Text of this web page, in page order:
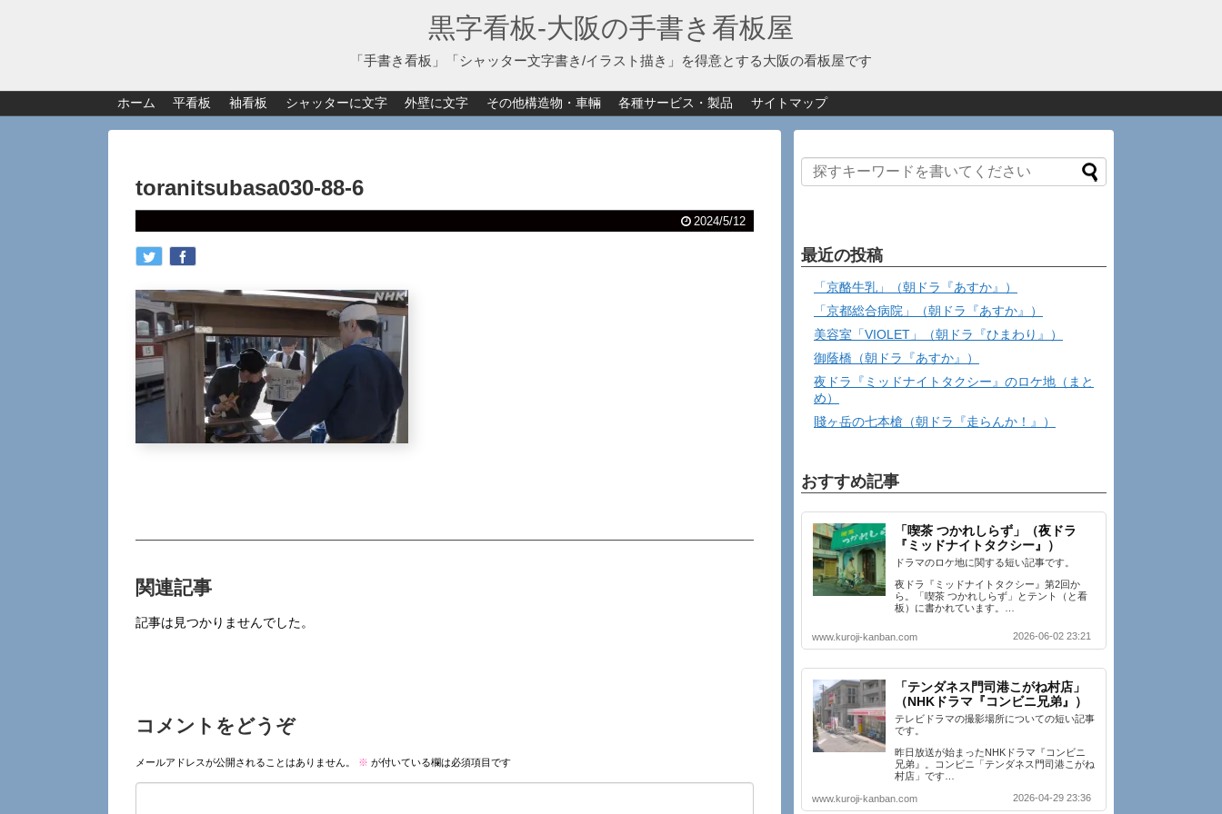
黒字看板‐大阪の手書き看板屋
「手書き看板」「シャッター文字書き/イラスト描き」を得意とする大阪の看板屋です
ホーム 平看板 袖看板 シャッターに文字 外壁に文字 その他構造物・車輛 各種サービス・製品 サイトマップ
toranitsubasa030-88-6
2024/5/12
関連記事
記事は見つかりませんでした。
コメントをどうぞ
メールアドレスが公開されることはありません。 ※ が付いている欄は必須項目です
最近の投稿
「京酪牛乳」（朝ドラ『あすか』）
「京都総合病院」（朝ドラ『あすか』）
美容室「VIOLET」（朝ドラ『ひまわり』）
御蔭橋（朝ドラ『あすか』）
夜ドラ『ミッドナイトタクシー』のロケ地（まと
め）
賤ヶ岳の七本槍（朝ドラ『走らんか！』）
おすすめ記事
「喫茶 つかれしらず」（夜ドラ
『ミッドナイトタクシー』）
ドラマのロケ地に関する短い記事です。
夜ドラ『ミッドナイトタクシー』第2回か
ら。「喫茶 つかれしらず」とテント（と看
板）に書かれています。…
www.kuroji-kanban.com 2026-06-02 23:21
「テンダネス門司港こがね村店」
（NHKドラマ『コンビニ兄弟』）
テレビドラマの撮影場所についての短い記事
です。
昨日放送が始まったNHKドラマ『コンビニ
兄弟』。コンビニ「テンダネス門司港こがね
村店」です…
www.kuroji-kanban.com 2026-04-29 23:36